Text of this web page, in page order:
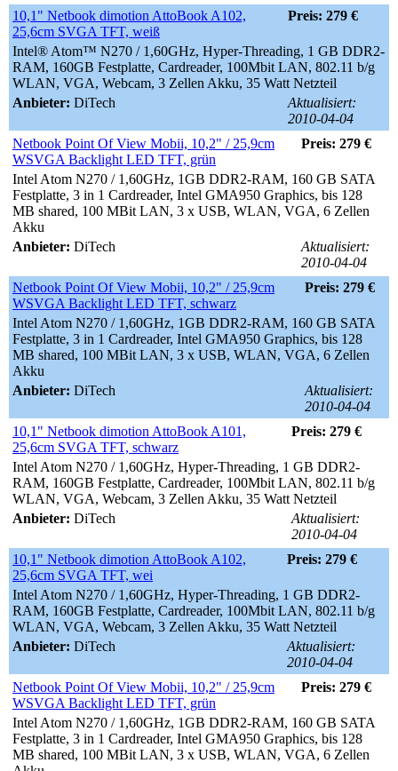
10,1" Netbook dimotion AttoBook A102,
25,6cm SVGA TFT, weiß
Preis: 279 €
Intel® Atom™ N270 / 1,60GHz, Hyper-Threading, 1 GB DDR2-
RAM, 160GB Festplatte, Cardreader, 100Mbit LAN, 802.11 b/g
WLAN, VGA, Webcam, 3 Zellen Akku, 35 Watt Netzteil
Anbieter: DiTech
Aktualisiert:
2010-04-04
Netbook Point Of View Mobii, 10,2" / 25,9cm
WSVGA Backlight LED TFT, grün
Preis: 279 €
Intel Atom N270 / 1,60GHz, 1GB DDR2-RAM, 160 GB SATA
Festplatte, 3 in 1 Cardreader, Intel GMA950 Graphics, bis 128
MB shared, 100 MBit LAN, 3 x USB, WLAN, VGA, 6 Zellen
Akku
Anbieter: DiTech
Aktualisiert:
2010-04-04
Netbook Point Of View Mobii, 10,2" / 25,9cm
WSVGA Backlight LED TFT, schwarz
Preis: 279 €
Intel Atom N270 / 1,60GHz, 1GB DDR2-RAM, 160 GB SATA
Festplatte, 3 in 1 Cardreader, Intel GMA950 Graphics, bis 128
MB shared, 100 MBit LAN, 3 x USB, WLAN, VGA, 6 Zellen
Akku
Anbieter: DiTech
Aktualisiert:
2010-04-04
10,1" Netbook dimotion AttoBook A101,
25,6cm SVGA TFT, schwarz
Preis: 279 €
Intel Atom N270 / 1,60GHz, Hyper-Threading, 1 GB DDR2-
RAM, 160GB Festplatte, Cardreader, 100Mbit LAN, 802.11 b/g
WLAN, VGA, Webcam, 3 Zellen Akku, 35 Watt Netzteil
Anbieter: DiTech
Aktualisiert:
2010-04-04
10,1" Netbook dimotion AttoBook A102,
25,6cm SVGA TFT, wei
Preis: 279 €
Intel Atom N270 / 1,60GHz, Hyper-Threading, 1 GB DDR2-
RAM, 160GB Festplatte, Cardreader, 100Mbit LAN, 802.11 b/g
WLAN, VGA, Webcam, 3 Zellen Akku, 35 Watt Netzteil
Anbieter: DiTech
Aktualisiert:
2010-04-04
Netbook Point Of View Mobii, 10,2" / 25,9cm
WSVGA Backlight LED TFT, grün
Preis: 279 €
Intel Atom N270 / 1,60GHz, 1GB DDR2-RAM, 160 GB SATA
Festplatte, 3 in 1 Cardreader, Intel GMA950 Graphics, bis 128
MB shared, 100 MBit LAN, 3 x USB, WLAN, VGA, 6 Zellen